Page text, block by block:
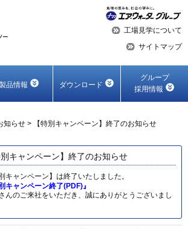
工場見学について
サイトマップ
品情報 ダウンロード
グループ
採用情報
知らせ > 【特別キャンペーン】終了のお知らせ
別キャンペーン】終了のお知らせ
別キャンペーン】は終了いたしました。
キャンペーン終了(PDF)』
んのご来社をいただき、誠にありがとうございまし